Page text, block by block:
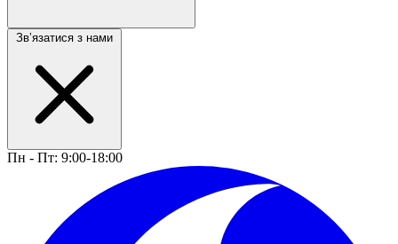
Звʼязатися з нами
Пн - Пт: 9:00-18:00